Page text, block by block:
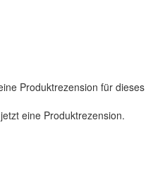
Produktrezension für dieses
eine Produktrezension.